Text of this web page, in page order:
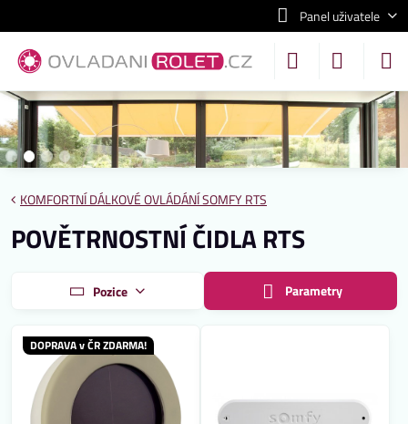
Panel uživatele
KOMFORTNÍ DÁLKOVÉ OVLÁDÁNÍ SOMFY RTS
POVĚTRNOSTNÍ ČIDLA RTS
Pozice Parametry
DOPRAVA v ČR ZDARMA!